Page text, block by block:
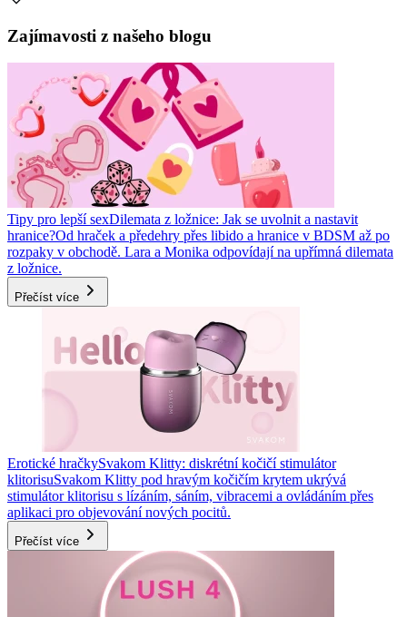
Zajímavosti z našeho blogu
Tipy pro lepší sexDilemata z ložnice: Jak se uvolnit a nastavit
hranice?Od hraček a předehry přes libido a hranice v BDSM až po
rozpaky v obchodě. Lara a Monika odpovídají na upřímná dilemata
z ložnice.
Přečíst více
Erotické hračkySvakom Klitty: diskrétní kočičí stimulátor
klitorisuSvakom Klitty pod hravým kočičím krytem ukrývá
stimulátor klitorisu s lízáním, sáním, vibracemi a ovládáním přes
aplikaci pro objevování nových pocitů.
Přečíst více